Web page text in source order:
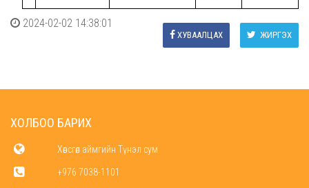
2024-02-02 14:38:01
ЖИРГЭХ
ХУВААЛЦАХ
ХОЛБОО БАРИХ
Хөвсгөл аймгийн Түнэл сум
+976 7038-1101